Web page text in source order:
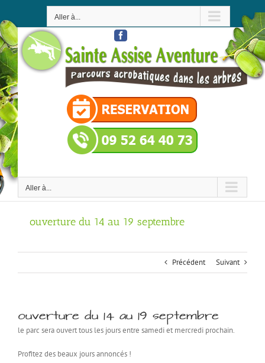
contenu
Aller à...
Facebook
Aller à...
ouverture du 14 au 19 septembre
Précédent Suivant
ouverture du 14 au 19 septembre
le parc sera ouvert tous les jours entre samedi et mercredi prochain.
Profitez des beaux jours annoncés !